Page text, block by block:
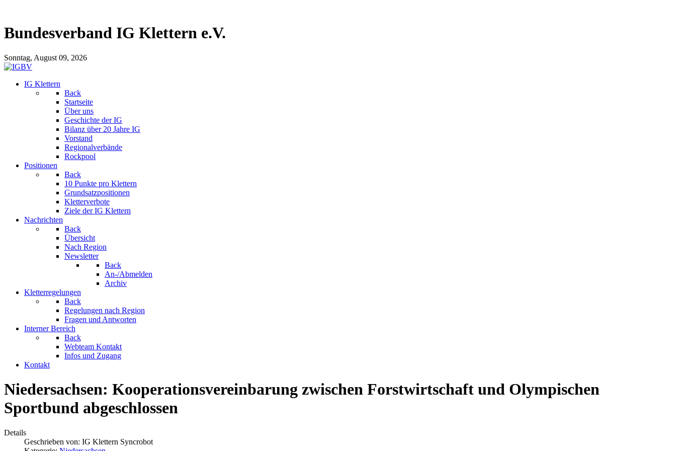
Bundesverband IG Klettern e.V.
Sonntag, August 09, 2026
IG Klettern
Back
Startseite
Über uns
Geschichte der IG
Bilanz über 20 Jahre IG
Vorstand
Regionalverbände
Rockpool
Positionen
Back
10 Punkte pro Klettern
Grundsatzpositionen
Kletterverbote
Ziele der IG Klettern
Nachrichten
Back
Übersicht
Nach Region
Newsletter
Back
An-/Abmelden
Archiv
Kletterregelungen
Back
Regelungen nach Region
Fragen und Antworten
Interner Bereich
Back
Webteam Kontakt
Infos und Zugang
Kontakt
Niedersachsen: Kooperationsvereinbarung zwischen Forstwirtschaft und Olympischen
Sportbund abgeschlossen
Details
Geschrieben von: IG Klettern Syncrobot